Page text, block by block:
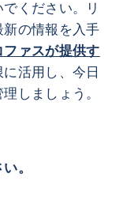
ください。リ
の情報を入手
ファスが提供す
に活用し、今日
しましょう。
。